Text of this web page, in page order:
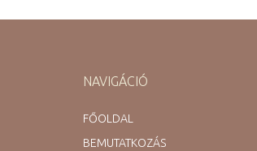
NAVIGÁCIÓ
FŐOLDAL
BEMUTATKOZÁS